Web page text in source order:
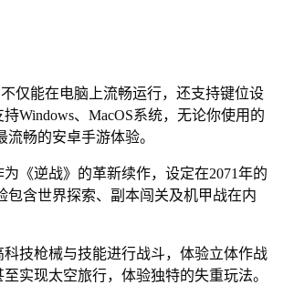
仅能在电脑上流畅运行，还支持键位设
Windows、MacOS系统，无论你使用的
畅的安卓手游体验。
《逆战》的革新续作，设定在2071年的
包含世界探索、副本闯关及机甲战在内
技枪械与技能进行战斗，体验立体作战
实现太空旅行，体验独特的失重玩法。